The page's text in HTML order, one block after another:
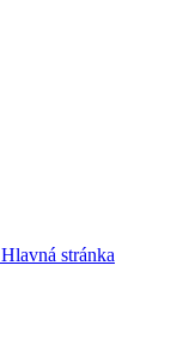
Hlavná stránka